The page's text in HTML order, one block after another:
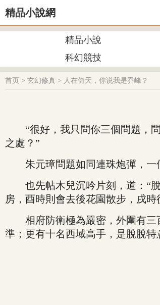
精品小說網
精品小說
科幻競技
首页 > 玄幻修真 > 人在倚天，你说我是乔峰？
“很好，我只問你三個問題，問
之處？”
朱元璋問題如同連珠炮彈，一
也先帖木兒沉吟片刻，道：“脫
房，酉時則會去後花園散步，戌時
相府防衛極為嚴密，外圍有三
準；更有十名西域高手，是脫脫